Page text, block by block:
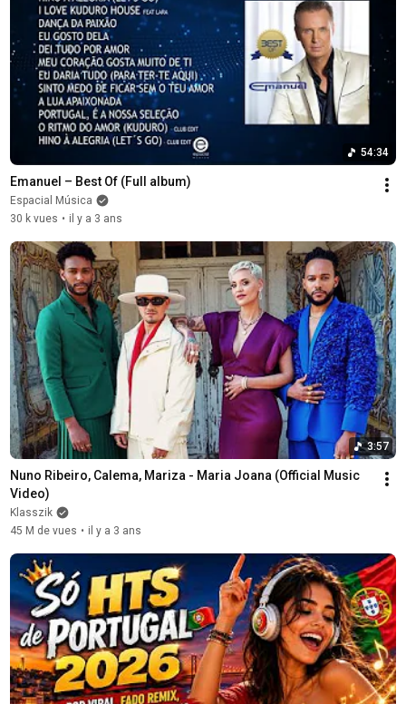
54:34
Emanuel – Best Of (Full album)
Espacial Música
30 k vues • il y a 3 ans
3:57
Nuno Ribeiro, Calema, Mariza - Maria Joana (Official Music
Video)
Klasszik
45 M de vues • il y a 3 ans